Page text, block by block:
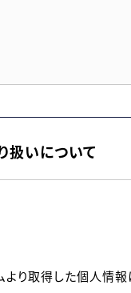
扱いについて
り取得した個人情